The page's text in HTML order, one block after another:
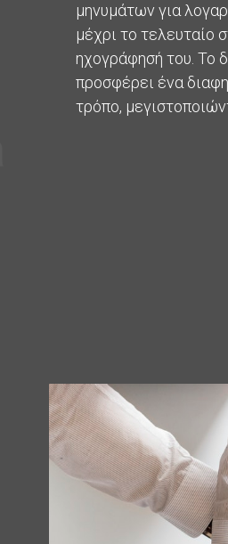
μηνυμάτων για
μέχρι το τελευταίο
ηχογράφησή του. Το
προσφέρει ένα
τρόπο,